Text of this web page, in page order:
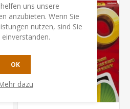
uns unsere
anzubieten. Wenn Sie
nutzen, sind Sie
OK
dazu